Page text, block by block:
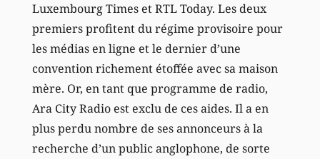
Luxembourg Times et RTL Today. Les deux
premiers profitent du régime provisoire pour
les médias en ligne et le dernier d’une
convention richement étoffée avec sa maison
mère. Or, en tant que programme de radio,
Ara City Radio est exclu de ces aides. Il a en
plus perdu nombre de ses annonceurs à la
recherche d’un public anglophone, de sorte